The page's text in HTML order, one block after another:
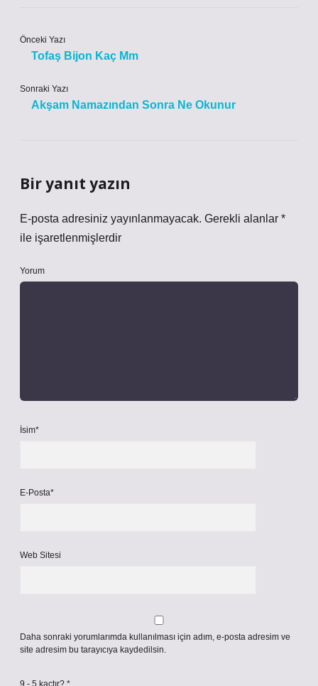
Önceki Yazı
Tofaş Bijon Kaç Mm
Sonraki Yazı
Akşam Namazından Sonra Ne Okunur
Bir yanıt yazın
E-posta adresiniz yayınlanmayacak. Gerekli alanlar *
ile işaretlenmişlerdir
Yorum
İsim*
E-Posta*
Web Sitesi
Daha sonraki yorumlarımda kullanılması için adım, e-posta adresim ve
site adresim bu tarayıcıya kaydedilsin.
9 - 5 kaçtır? *